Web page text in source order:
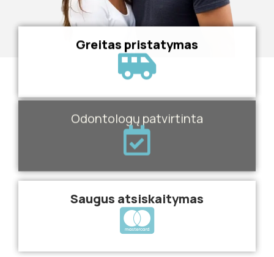
Greitas pristatymas
Odontologų patvirtinta